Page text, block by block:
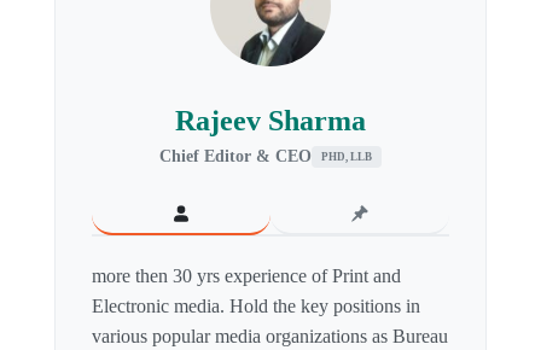
Rajeev Sharma
Chief Editor & CEO PHD, LLB
more then 30 yrs experience of Print and
Electronic media. Hold the key positions in
various popular media organizations as Bureau